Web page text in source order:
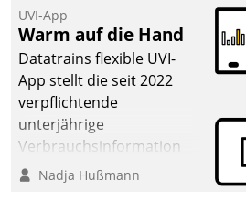
UVI-App
Warm auf die Hand
Datatrains flexible UVI-
App stellt die seit 2022
verpflichtende
unterjährige
Verbrauchsinformation
schnell, zuverlässig und
Nadja Hußmann